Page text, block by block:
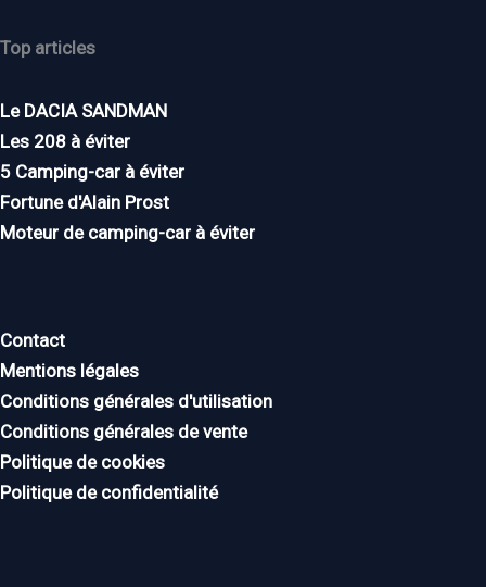
Top articles
Le DACIA SANDMAN
Les 208 à éviter
5 Camping-car à éviter
Fortune d'Alain Prost
Moteur de camping-car à éviter
Contact
Mentions légales
Conditions générales d'utilisation
Conditions générales de vente
Politique de cookies
Politique de confidentialité